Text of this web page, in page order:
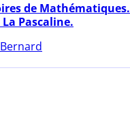
de Mathématiques.
Pascaline.